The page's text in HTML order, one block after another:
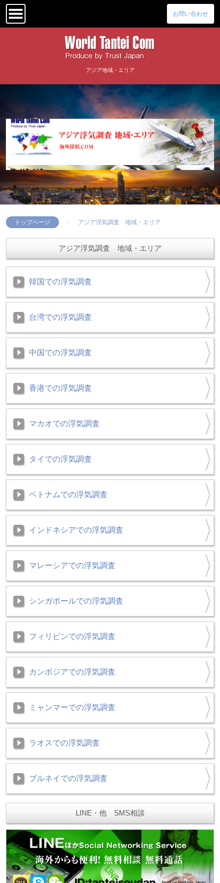
お問い合わせ
アジア地域・エリア
トップページ アジア浮気調査 地域・エリア
アジア浮気調査 地域・エリア
韓国での浮気調査
台湾での浮気調査
中国での浮気調査
香港での浮気調査
マカオでの浮気調査
タイでの浮気調査
ベトナムでの浮気調査
インドネシアでの浮気調査
マレーシアでの浮気調査
シンガポールでの浮気調査
フィリピンでの浮気調査
カンボジアでの浮気調査
ミャンマーでの浮気調査
ラオスでの浮気調査
ブルネイでの浮気調査
LINE・他 SMS相談